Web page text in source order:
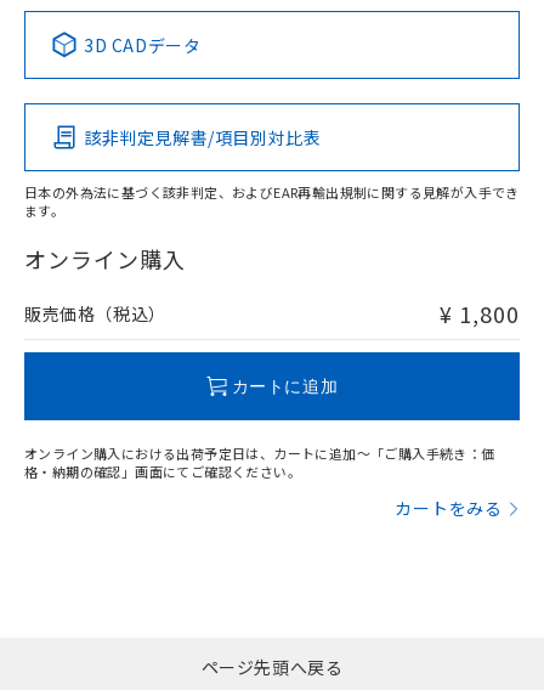
Pb Hg Cd Cr(VI)
O
在庫等で未対応品が混在する可能性があります。
問い合わせください。
この製品の規格認証/適合状況ページへ
その他の認証はこちらのページからご検索ください
3D CADデータ
該非判定見解書/項目別対比表
日本の外為法に基づく該非判定、およびEAR再輸出規制に関する見解が入手でき
ます。
オンライン購入
販売価格（税込） ¥ 1,800
カートに追加
オンライン購入における出荷予定日は、カートに追加～「ご購入手続き：価
格・納期の確認」画面にてご確認ください。
カートをみる
ページ先頭へ戻る